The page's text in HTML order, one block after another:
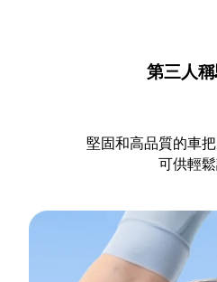
第三人稱
堅固和高品質的車
可供輕鬆